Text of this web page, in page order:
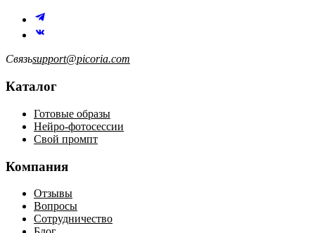
Связьsupport@picoria.com
Каталог
Готовые образы
Нейро-фотосессии
Свой промпт
Компания
Отзывы
Вопросы
Сотрудничество